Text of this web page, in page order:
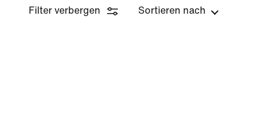
Filter verbergen Sortieren nach